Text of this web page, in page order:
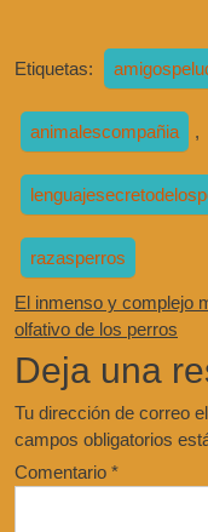
Etiquetas:
animalescompañia ,
razasperros
El inmenso y complejo
olfativo de los perros
Deja una
Tu dirección de correo
campos obligatorios
Comentario *